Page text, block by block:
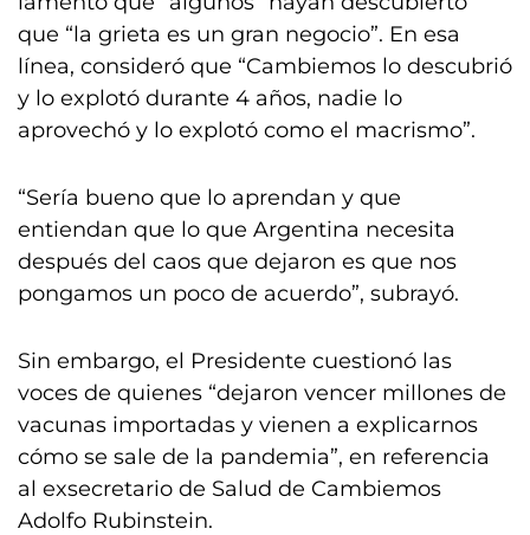
que “la grieta es un gran negocio”. En esa
línea, consideró que “Cambiemos lo descubrió
y lo explotó durante 4 años, nadie lo
aprovechó y lo explotó como el macrismo”.
“Sería bueno que lo aprendan y que
entiendan que lo que Argentina necesita
después del caos que dejaron es que nos
pongamos un poco de acuerdo”, subrayó.
Sin embargo, el Presidente cuestionó las
voces de quienes “dejaron vencer millones de
vacunas importadas y vienen a explicarnos
cómo se sale de la pandemia”, en referencia
al exsecretario de Salud de Cambiemos
Adolfo Rubinstein.